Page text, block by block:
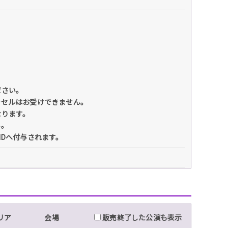
い。
ルはお受けできません。
ます。
付与されます。
ア 会場 販売終了した公演も表示